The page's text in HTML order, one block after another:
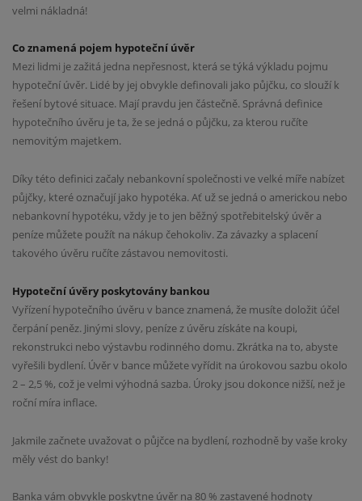
velmi nákladná!
Co znamená pojem hypoteční úvěr
Mezi lidmi je zažitá jedna nepřesnost, která se týká výkladu pojmu
hypoteční úvěr. Lidé by jej obvykle definovali jako půjčku, co slouží k
řešení bytové situace. Mají pravdu jen částečně. Správná definice
hypotečního úvěru je ta, že se jedná o půjčku, za kterou ručíte
nemovitým majetkem.
Díky této definici začaly nebankovní společnosti ve velké míře nabízet
půjčky, které označují jako hypotéka. Ať už se jedná o americkou nebo
nebankovní hypotéku, vždy je to jen běžný spotřebitelský úvěr a
peníze můžete použít na nákup čehokoliv. Za závazky a splacení
takového úvěru ručíte zástavou nemovitosti.
Hypoteční úvěry poskytovány bankou
Vyřízení hypotečního úvěru v bance znamená, že musíte doložit účel
čerpání peněz. Jinými slovy, peníze z úvěru získáte na koupi,
rekonstrukci nebo výstavbu rodinného domu. Zkrátka na to, abyste
vyřešili bydlení. Úvěr v bance můžete vyřídit na úrokovou sazbu okolo
2 – 2,5 %, což je velmi výhodná sazba. Úroky jsou dokonce nižší, než je
roční míra inflace.
Jakmile začnete uvažovat o půjčce na bydlení, rozhodně by vaše kroky
měly vést do banky!
Banka vám obvykle poskytne úvěr na 80 % zastavené hodnoty